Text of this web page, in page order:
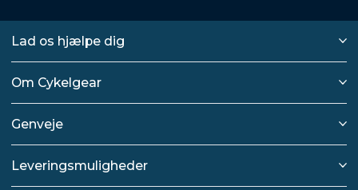
Lad os hjælpe dig
Om Cykelgear
Genveje
Leveringsmuligheder